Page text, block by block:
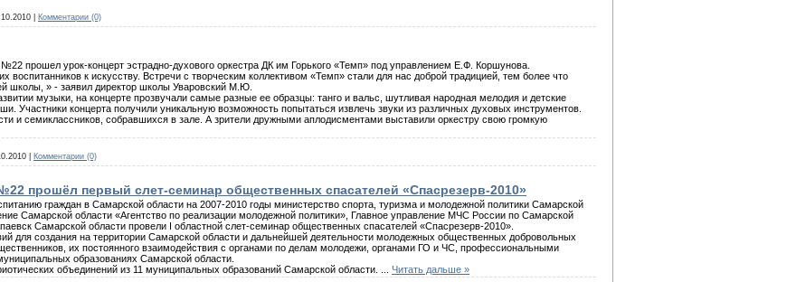
Комментарии (0)
прошел урок-концерт эстрадно-духового оркестра ДК им Горького «Темп» под управлением Е.Ф. Коршунова.
к искусству. Встречи с творческим коллективом «Темп» стали для нас доброй традицией, тем более что
школы, » - заявил директор школы Уваровский М.Ю.
музыки, на концерте прозвучали самые разные ее образцы: танго и вальс, шутливая народная мелодия и детские
Участники концерта получили уникальную возможность попытаться извлечь звуки из различных духовых инструментов.
и семиклассников, собравшихся в зале. А зрители дружными аплодисментами выставили оркестру свою громкую
Комментарии (0)
прошёл первый слет-семинар общественных спасателей «Спасрезерв-2010»
граждан в Самарской области на 2007-2010 годы министерство спорта, туризма и молодежной политики Самарской
Самарской области «Агентство по реализации молодежной политики», Главное управление МЧС России по Самарской
Самарской области провели I областной слет-семинар общественных спасателей «Спасрезерв-2010».
для создания на территории Самарской области и дальнейшей деятельности молодежных общественных добровольных
их постоянного взаимодействия с органами по делам молодежи, органами ГО и ЧС, профессиональными
образованиях Самарской области.
объединений из 11 муниципальных образований Самарской области.
Читать дальше »